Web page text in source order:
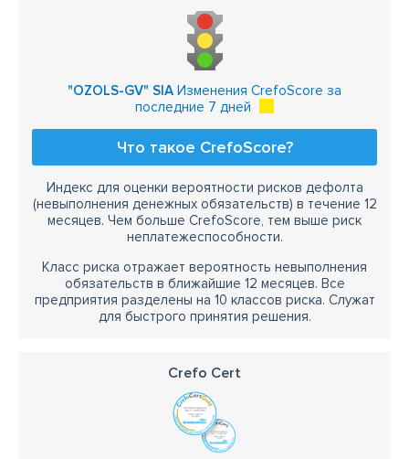
"OZOLS-GV" SIA Изменения CrefoScore за
последние 7 дней
Что такое CrefoScore?
Индекс для оценки вероятности рисков дефолта
(невыполнения денежных обязательств) в течение 12
месяцев. Чем больше CrefoScore, тем выше риск
неплатежеспособности.
Класс риска отражает вероятность невыполнения
обязательств в ближайшие 12 месяцев. Все
предприятия разделены на 10 классов риска. Служат
для быстрого принятия решения.
Crefo Cert